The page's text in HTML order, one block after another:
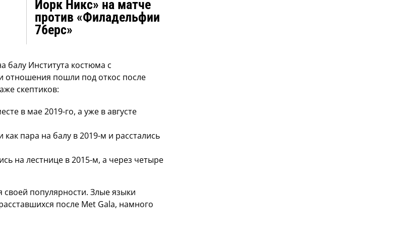
Йорк Никс» на матче
против «Филадельфии
76ерс»
балу Института костюма с
отношения пошли под откос после
скептиков:
в мае 2019-го, а уже в августе
пара на балу в 2019-м и расстались
на лестнице в 2015-м, а через четыре
своей популярности. Злые языки
после Met Gala, намного